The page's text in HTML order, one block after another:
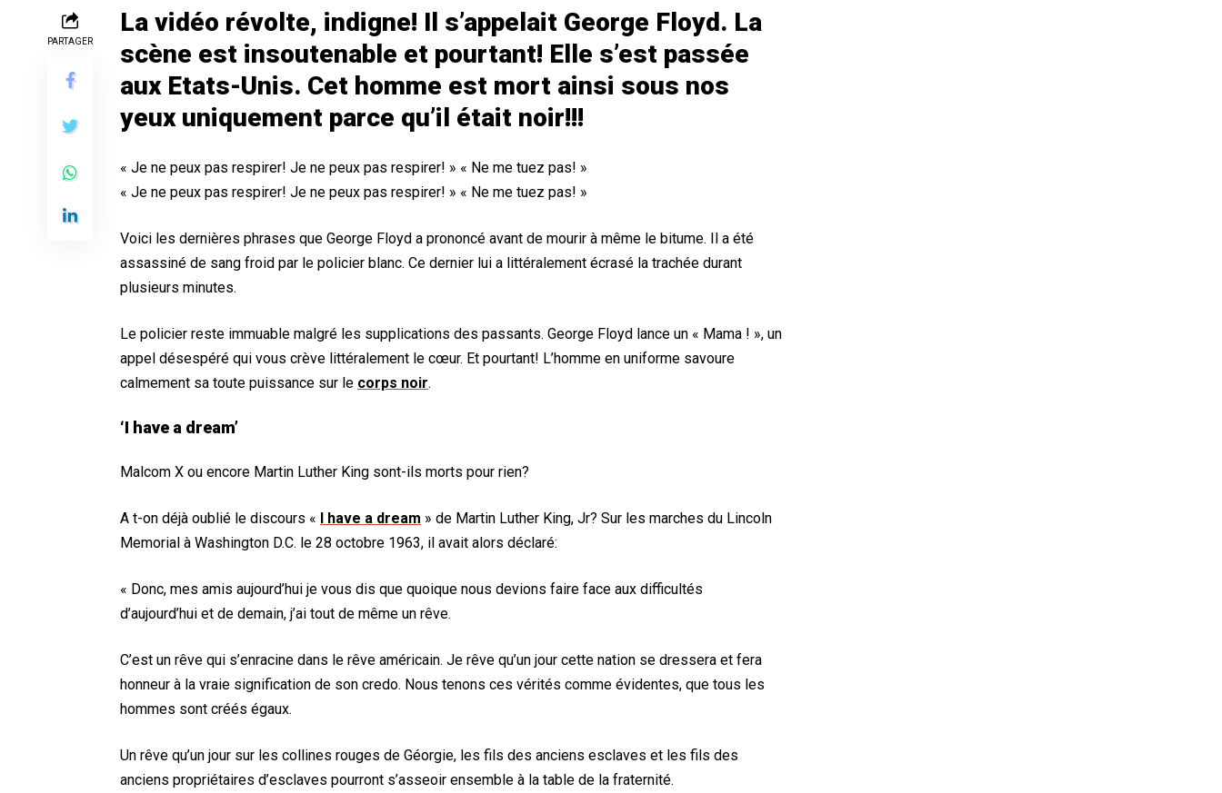
PARTAGER
La vidéo révolte, indigne! Il s’appelait George Floyd. La
scène est insoutenable et pourtant! Elle s’est passée
aux Etats-Unis. Cet homme est mort ainsi sous nos
yeux uniquement parce qu’il était noir!!!
« Je ne peux pas respirer! Je ne peux pas respirer! » « Ne me tuez pas! »
« Je ne peux pas respirer! Je ne peux pas respirer! » « Ne me tuez pas! »
Voici les dernières phrases que George Floyd a prononcé avant de mourir à même le bitume. Il a été
assassiné de sang froid par le policier blanc. Ce dernier lui a littéralement écrasé la trachée durant
plusieurs minutes.
Le policier reste immuable malgré les supplications des passants. George Floyd lance un « Mama ! », un
appel désespéré qui vous crève littéralement le cœur. Et pourtant! L’homme en uniforme savoure
calmement sa toute puissance sur le corps noir.
‘I have a dream’
Malcom X ou encore Martin Luther King sont-ils morts pour rien?
A t-on déjà oublié le discours « I have a dream » de Martin Luther King, Jr? Sur les marches du Lincoln
Memorial à Washington D.C. le 28 octobre 1963, il avait alors déclaré:
« Donc, mes amis aujourd’hui je vous dis que quoique nous devions faire face aux difficultés
d’aujourd’hui et de demain, j’ai tout de même un rêve.
C’est un rêve qui s’enracine dans le rêve américain. Je rêve qu’un jour cette nation se dressera et fera
honneur à la vraie signification de son credo. Nous tenons ces vérités comme évidentes, que tous les
hommes sont créés égaux.
Un rêve qu’un jour sur les collines rouges de Géorgie, les fils des anciens esclaves et les fils des
anciens propriétaires d’esclaves pourront s’asseoir ensemble à la table de la fraternité.